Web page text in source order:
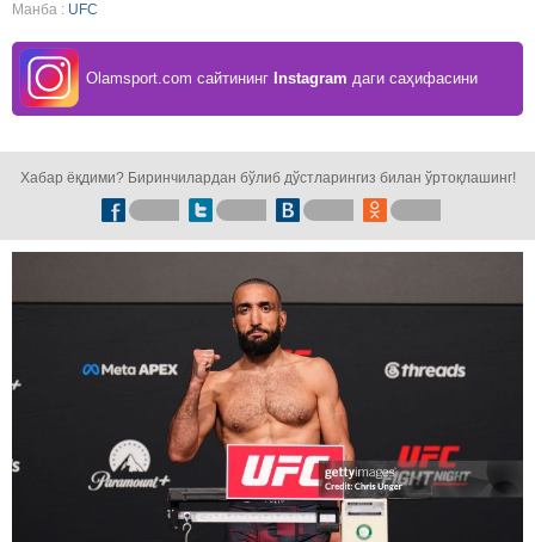
Манба : UFC
Olamsport.com сайтининг Instagram даги саҳифасини
Хабар ёқдими? Биринчилардан бўлиб дўстларингиз билан ўртоқлашинг!